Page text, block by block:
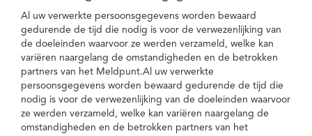
Al uw verwerkte persoonsgegevens worden bewaard
gedurende de tijd die nodig is voor de verwezenlijking van
de doeleinden waarvoor ze werden verzameld, welke kan
variëren naargelang de omstandigheden en de betrokken
partners van het Meldpunt.Al uw verwerkte
persoonsgegevens worden bewaard gedurende de tijd die
nodig is voor de verwezenlijking van de doeleinden waarvoor
ze werden verzameld, welke kan variëren naargelang de
omstandigheden en de betrokken partners van het